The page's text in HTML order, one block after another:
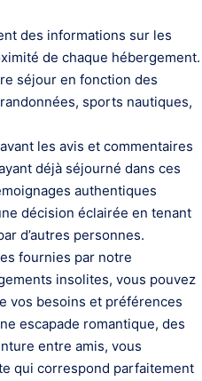
des informations sur les
de chaque hébergement.
séjour en fonction des
sports nautiques,
les avis et commentaires
déjà séjourné dans ces
authentiques
décision éclairée en tenant
d’autres personnes.
fournies par notre
insolites, vous pouvez
vos besoins et préférences
escapade romantique, des
entre amis, vous
qui correspond parfaitement